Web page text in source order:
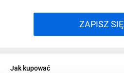
ZAPISZ SIĘ
Jak kupować